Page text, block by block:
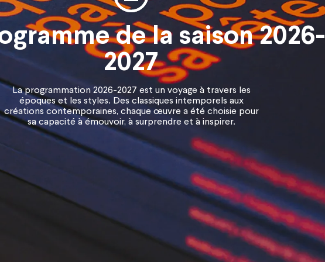
de la saison 2026-
2027
La programmation 2026-2027 est un voyage à travers les
époques et les styles. Des classiques intemporels aux
créations contemporaines, chaque œuvre a été choisie pour
sa capacité à émouvoir, à surprendre et à inspirer.